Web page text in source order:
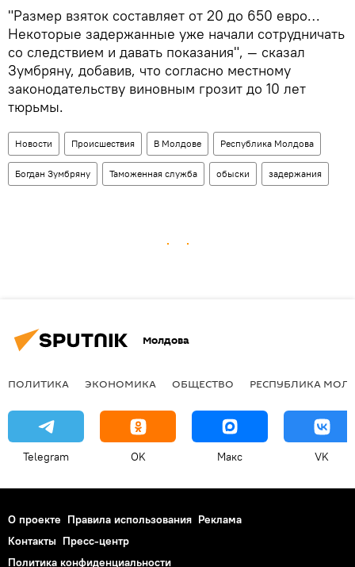
"Размер взяток составляет от 20 до 650 евро…
Некоторые задержанные уже начали сотрудничать
со следствием и давать показания", — сказал
Зумбряну, добавив, что согласно местному
законодательству виновным грозит до 10 лет
тюрьмы.
Новости Происшествия В Молдове Республика Молдова
Богдан Зумбряну Таможенная служба обыски задержания
Молдова
ПОЛИТИКА ЭКОНОМИКА ОБЩЕСТВО РЕСПУБЛИКА
Telegram OK Макс VK
О проекте Правила использования Реклама
Контакты Пресс-центр
Политика конфиденциальности